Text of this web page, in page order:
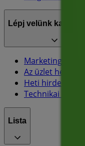
Lépj velünk
Marketing és
Az üzlet
Heti hirdetési
Technikai
Lista